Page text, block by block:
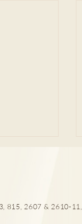
815, 2607 & 2610-